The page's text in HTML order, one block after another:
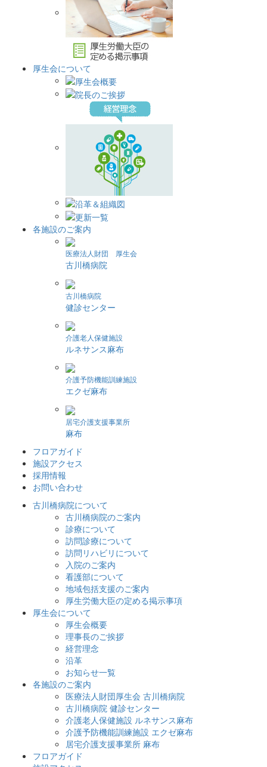
厚生会について
各施設のご案内
医療法人財団 厚生会
古川橋病院
古川橋病院
健診センター
介護老人保健施設
ルネサンス麻布
介護予防機能訓練施設
エクゼ麻布
居宅介護支援事業所
麻布
フロアガイド
施設アクセス
採用情報
お問い合わせ
古川橋病院について
古川橋病院のご案内
診療について
訪問診療について
訪問リハビリについて
入院のご案内
看護部について
地域包括支援のご案内
厚生労働大臣の定める掲示事項
厚生会について
厚生会概要
理事長のご挨拶
経営理念
沿革
お知らせ一覧
各施設のご案内
医療法人財団厚生会 古川橋病院
古川橋病院 健診センター
介護老人保健施設 ルネサンス麻布
介護予防機能訓練施設 エクゼ麻布
居宅介護支援事業所 麻布
フロアガイド